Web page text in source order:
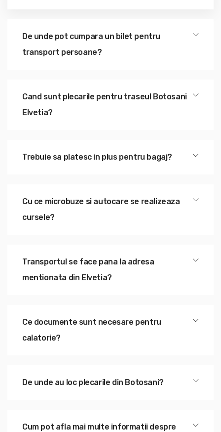
De unde pot cumpara un bilet pentru
transport persoane?
Cand sunt plecarile pentru traseul Botosani
Elvetia?
Trebuie sa platesc in plus pentru bagaj?
Cu ce microbuze si autocare se realizeaza
cursele?
Transportul se face pana la adresa
mentionata din Elvetia?
Ce documente sunt necesare pentru
calatorie?
De unde au loc plecarile din Botosani?
Cum pot afla mai multe informatii despre